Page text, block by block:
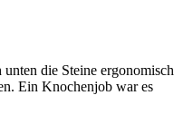
die Steine ergonomisch
Ein Knochenjob war es